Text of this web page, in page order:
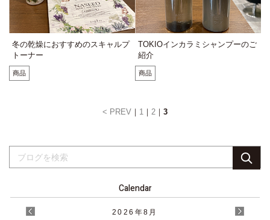
冬の乾燥におすすめのスキャルプ
トーナー
商品
TOKIOインカラミシャンプーのご
紹介
商品
< PREV 1 2 3
Calendar
2026 年8月